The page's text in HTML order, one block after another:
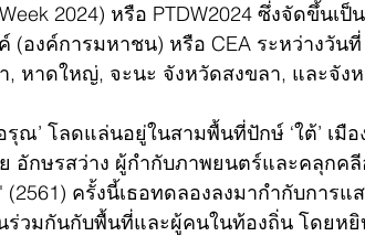
2024) หรือ PTDW2024 ซึ่งจัดขึ้นเ
(องค์การมหาชน) หรือ CEA ระหว่างวัน
, หาดใหญ่, จะนะ จังหวัดสงขลา, และจัง
รุณ’ โลดแล่นอยู่ในสามพื้นที่ปักษ์ ‘ใต้’ เมื
อักษรสว่าง ผู้กำกับภาพยนตร์และคลุกค
ครั้งนี้เธอทดลองลงมากำกับการแ
ร่วมกันกับพื้นที่และผู้คนในท้องถิ่น โดยห